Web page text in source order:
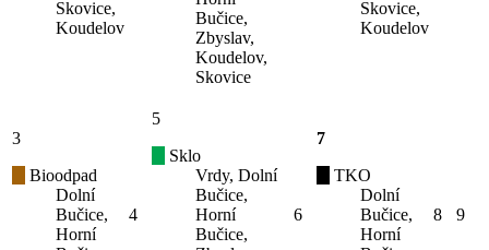
Skovice,
Koudelov
Bučice,
Zbyslav,
Koudelov,
Skovice
Skovice,
Koudelov
3
Bioodpad
Dolní
Bučice,
Horní
4
5
Sklo
Vrdy, Dolní
Bučice,
Horní
Bučice,
6
7
TKO
Dolní
Bučice,
Horní
8 9